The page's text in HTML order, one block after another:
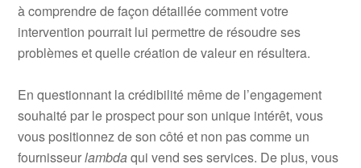
à comprendre de façon détaillée comment votre
intervention pourrait lui permettre de résoudre ses
problèmes et quelle création de valeur en résultera.
En questionnant la crédibilité même de l’engagement
souhaité par le prospect pour son unique intérêt, vous
vous positionnez de son côté et non pas comme un
fournisseurlambdaqui vend ses services. De plus, vous